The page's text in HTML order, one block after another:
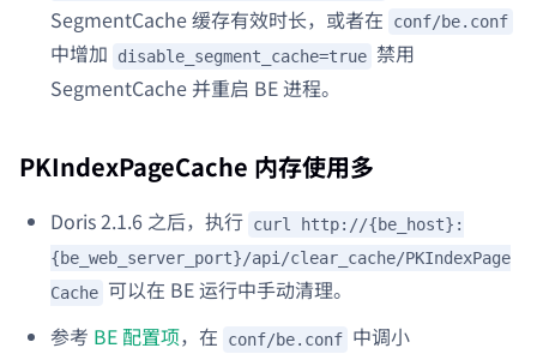
SegmentCache 缓存有效时长，或者在
conf/be.conf
中增加 disable_segment_cache=true 禁用
SegmentCache 并重启 BE 进程。
PKIndexPageCache 内存使用多
Doris 2.1.6 之后，执行 curl http://{be_host}:
{be_web_server_port}/api/clear_cache/PKIndexPage
Cache 可以在 BE 运行中手动清理。
参考 BE 配置项，在 conf/be.conf 中调小